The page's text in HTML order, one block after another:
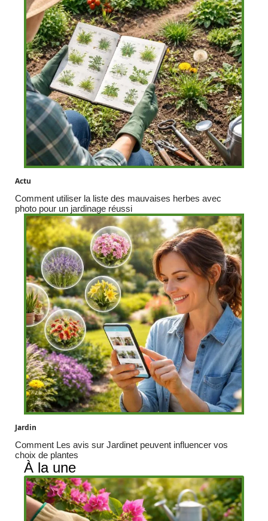
Actu
Comment utiliser la liste des mauvaises herbes avec
photo pour un jardinage réussi
Jardin
Comment Les avis sur Jardinet peuvent influencer vos
choix de plantes
À la une